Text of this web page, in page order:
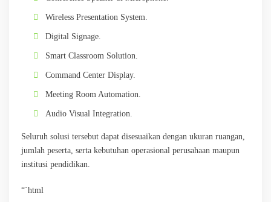
Wireless Presentation System.
Digital Signage.
Smart Classroom Solution.
Command Center Display.
Meeting Room Automation.
Audio Visual Integration.
Seluruh solusi tersebut dapat disesuaikan dengan ukuran ruangan,
jumlah peserta, serta kebutuhan operasional perusahaan maupun
institusi pendidikan.
“`html